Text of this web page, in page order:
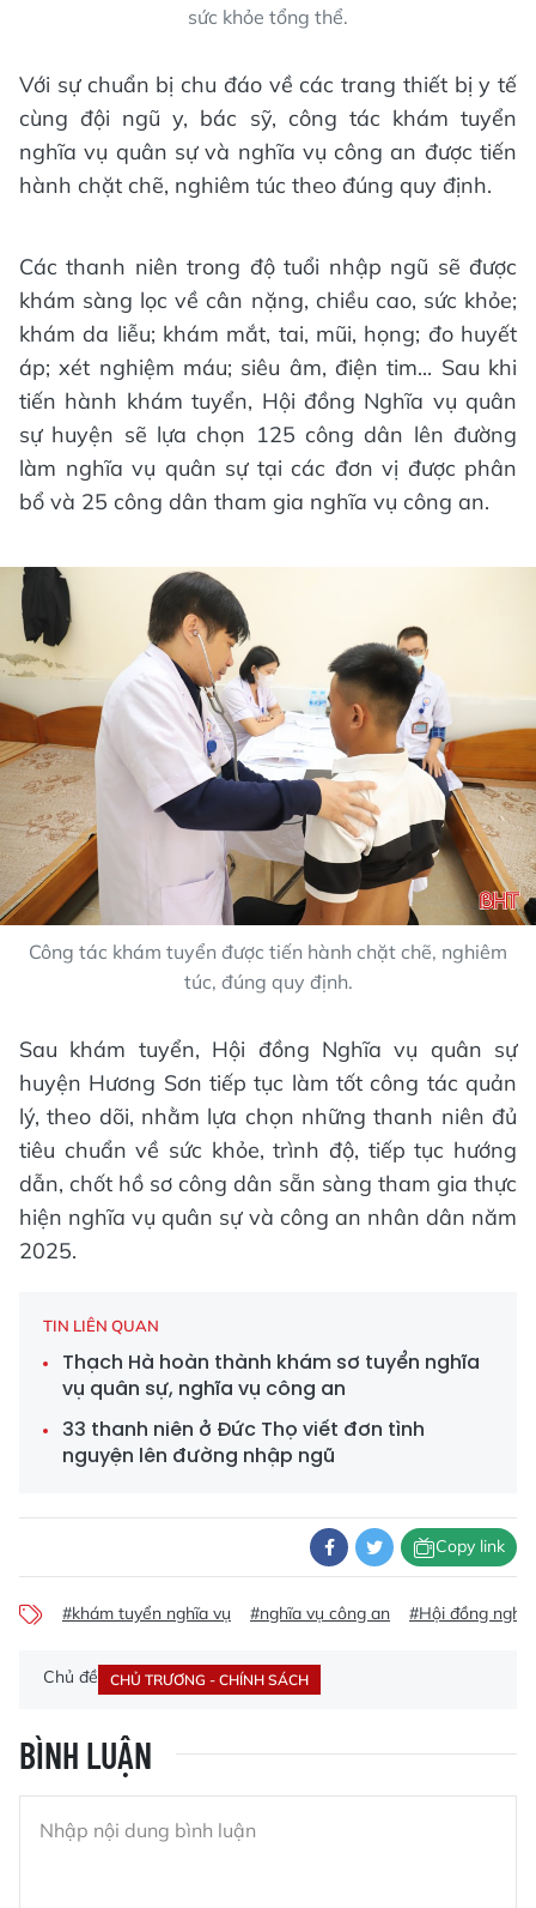
sức khỏe tổng thể.
Với sự chuẩn bị chu đáo về các trang thiết bị y tế
cùng đội ngũ y, bác sỹ, công tác khám tuyển
nghĩa vụ quân sự và nghĩa vụ công an được tiến
hành chặt chẽ, nghiêm túc theo đúng quy định.
Các thanh niên trong độ tuổi nhập ngũ sẽ được
khám sàng lọc về cân nặng, chiều cao, sức khỏe;
khám da liễu; khám mắt, tai, mũi, họng; đo huyết
áp; xét nghiệm máu; siêu âm, điện tim... Sau khi
tiến hành khám tuyển, Hội đồng Nghĩa vụ quân
sự huyện sẽ lựa chọn 125 công dân lên đường
làm nghĩa vụ quân sự tại các đơn vị được phân
bổ và 25 công dân tham gia nghĩa vụ công an.
Công tác khám tuyển được tiến hành chặt chẽ, nghiêm
túc, đúng quy định.
Sau khám tuyển, Hội đồng Nghĩa vụ quân sự
huyện Hương Sơn tiếp tục làm tốt công tác quản
lý, theo dõi, nhằm lựa chọn những thanh niên đủ
tiêu chuẩn về sức khỏe, trình độ, tiếp tục hướng
dẫn, chốt hồ sơ công dân sẵn sàng tham gia thực
hiện nghĩa vụ quân sự và công an nhân dân năm
2025.
TIN LIÊN QUAN
Thạch Hà hoàn thành khám sơ tuyển nghĩa
vụ quân sự, nghĩa vụ công an
33 thanh niên ở Đức Thọ viết đơn tình
nguyện lên đường nhập ngũ
Copy link
#khám tuyển nghĩa vụ #nghĩa vụ công an #Hội đồng
Chủ đề CHỦ TRƯƠNG - CHÍNH SÁCH
BÌNH LUẬN